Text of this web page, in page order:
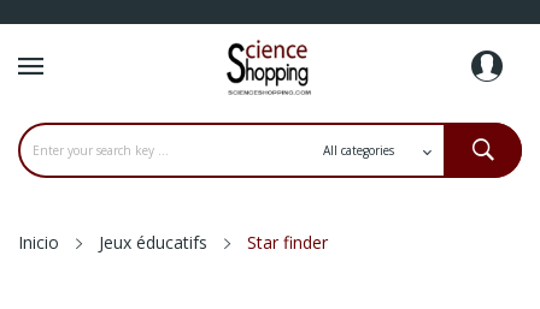
Inicio Jeux éducatifs Star finder